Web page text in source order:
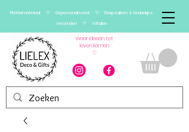
Plottermateriaal ♡ Gepersonaliseerd ♡ Doopsuikers & bedankjes
Verzenden ♡ Afhalen
Waar ideeën tot
leven komen
♡